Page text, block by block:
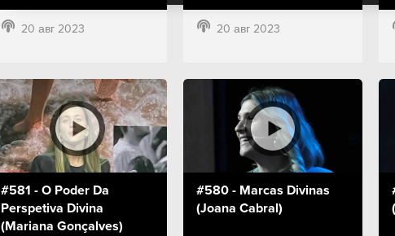
20 авг 2023 20 авг 2023
#581 - O Poder Da
Perspetiva Divina
(Mariana Gonçalves)
#580 - Marcas Divinas
(Joana Cabral)